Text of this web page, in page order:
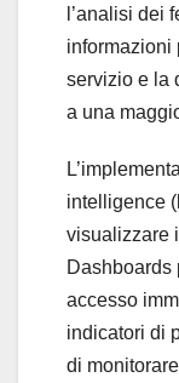
l’analisi dei
informazioni
servizio e la
a una
intelligence (
visualizzare
Dashboards
accesso
indicatori di
di